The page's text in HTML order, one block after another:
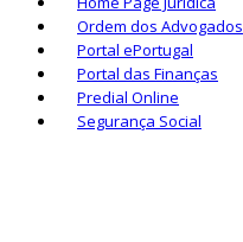
Ordem dos Advogados
Portal ePortugal
Portal das Finanças
Predial Online
Segurança Social